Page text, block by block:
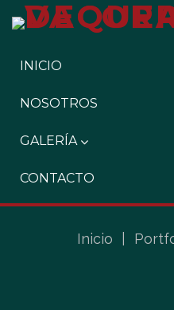
INICIO
NOSOTROS
GALERÍA
CONTACTO
Inicio